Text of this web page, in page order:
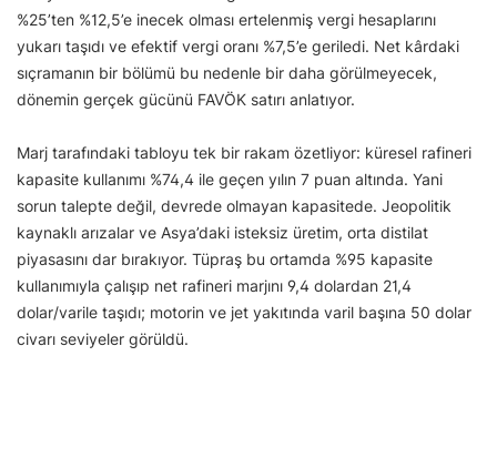
%25’ten %12,5’e inecek olması ertelenmiş vergi hesaplarını
yukarı taşıdı ve efektif vergi oranı %7,5’e geriledi. Net kârdaki
sıçramanın bir bölümü bu nedenle bir daha görülmeyecek,
dönemin gerçek gücünü FAVÖK satırı anlatıyor.
Marj tarafındaki tabloyu tek bir rakam özetliyor: küresel rafineri
kapasite kullanımı %74,4 ile geçen yılın 7 puan altında. Yani
sorun talepte değil, devrede olmayan kapasitede. Jeopolitik
kaynaklı arızalar ve Asya’daki isteksiz üretim, orta distilat
piyasasını dar bırakıyor. Tüpraş bu ortamda %95 kapasite
kullanımıyla çalışıp net rafineri marjını 9,4 dolardan 21,4
dolar/varile taşıdı; motorin ve jet yakıtında varil başına 50 dolar
civarı seviyeler görüldü.